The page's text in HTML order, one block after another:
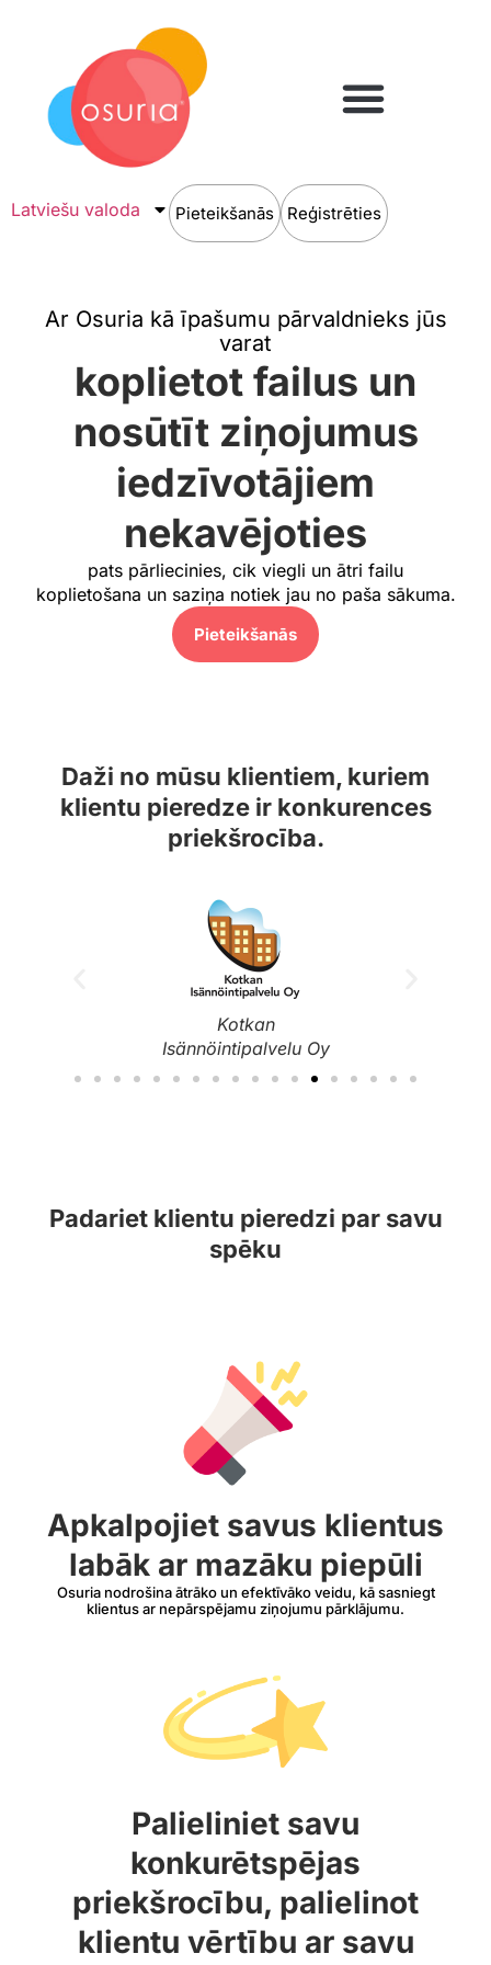
Latviešu valoda Pieteikšanās Reģistrēties
Ar Osuria kā īpašumu pārvaldnieks jūs
varat
koplietot failus un
nosūtīt ziņojumus
iedzīvotājiem
nekavējoties
pats pārliecinies, cik viegli un ātri failu
koplietošana un saziņa notiek jau no paša sākuma.
Pieteikšanās​
Daži no mūsu klientiem, kuriem
klientu pieredze ir konkurences
priekšrocība.​
Kotkan
Isännöintipalvelu Oy
Padariet klientu pieredzi par savu
spēku
Apkalpojiet savus klientus
labāk ar mazāku piepūli
Osuria nodrošina ātrāko un efektīvāko veidu, kā sasniegt
klientus ar nepārspējamu ziņojumu pārklājumu.
Palieliniet savu
konkurētspējas
priekšrocību, palielinot
klientu vērtību ar savu